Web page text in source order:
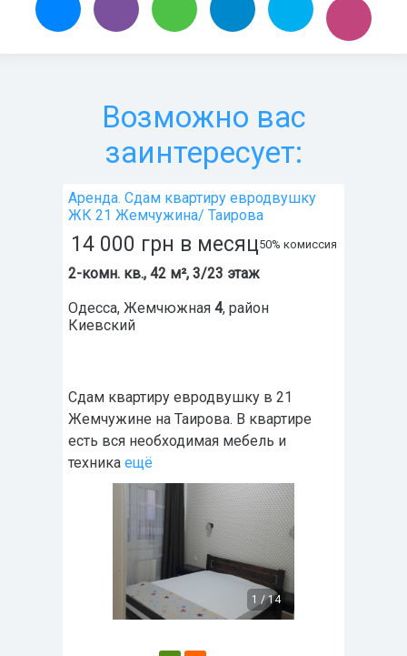
Возможно вас
заинтересует:
Аренда. Сдам квартиру евродвушку
ЖК 21 Жемчужина/ Таирова
14 000 грн в месяц50% комиссия
2-комн. кв., 42 м², 3/23 этаж
Одесса, Жемчюжная 4, район
Киевский
Сдам квартиру евродвушку в 21
Жемчужине на Таирова. В квартире
есть вся необходимая мебель и
техника ещё
1 /14